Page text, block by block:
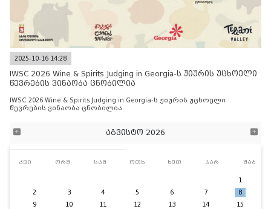
2025-10-16 14:28
IWSC 2026 Wine & Spirits Judging in Georgia-ს ჟიურის უცხოელი
წევრების ვინაობა ცნობილია
IWSC 2026 Wine & Spirits Judging in Georgia-ს ჟიურის უცხოელი
წევრების ვინაობა ცნობილია
აგვისტო 2026
კვი ორშ სამ ოთხ ხუთ პარ შაბ
1
2
3 4 5 6 7
8
9
10 11 12 13 14
15